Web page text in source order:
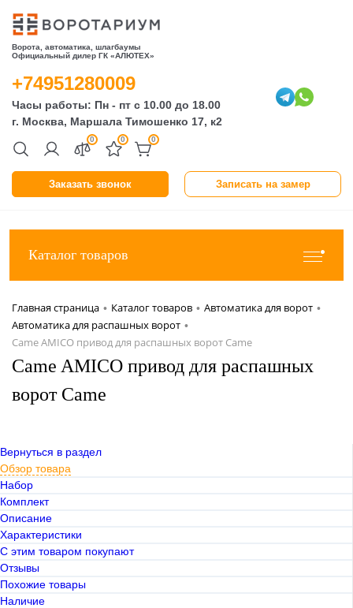
Ворота, автоматика, шлагбаумы
Официальный дилер ГК «АЛЮТЕХ»
Заказать звонок Записать на замер
0 0 0
+74951280009
Часы работы: Пн - пт с 10.00 до 18.00
г. Москва, Маршала Тимошенко 17, к2
Каталог товаров
Главная страница • Каталог товаров • Автоматика для ворот •
Автоматика для распашных ворот •
Came AMICO привод для распашных ворот Came
Came AMICO привод для распашных
ворот Came
Вернуться в раздел
Обзор товара
Набор
Комплект
Описание
Характеристики
С этим товаром покупают
Отзывы
Похожие товары
Наличие